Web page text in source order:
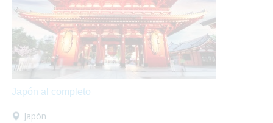
disfrutar!
Japón al completo
Japón